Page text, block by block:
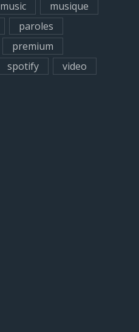
music
musique
paroles
premium
spotify
video